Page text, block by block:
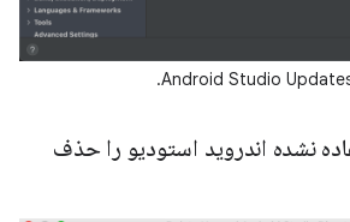
نشده اندروید استودیو را حذف